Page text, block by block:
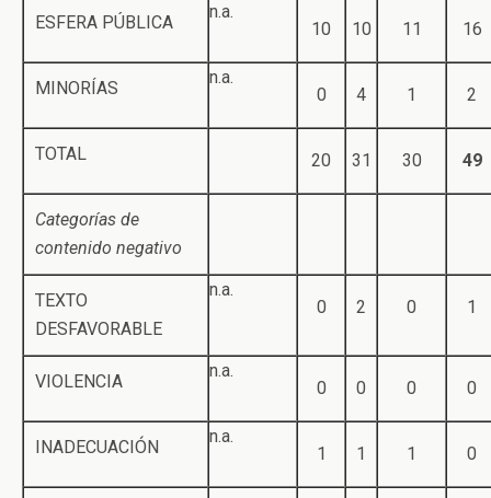
ESFERA PÚBLICA
n.a.
10
10 11 16
MINORÍAS
n.a.
0
4 1 2
TOTAL 20 31 30 49
Categorías de
contenido negativo
TEXTO
DESFAVORABLE
n.a.
0
2 0 1
VIOLENCIA
n.a.
0
0 0 0
INADECUACIÓN
n.a.
1
1 1 0